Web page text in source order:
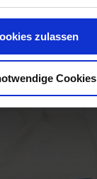
zulassen
Cookies
cfg